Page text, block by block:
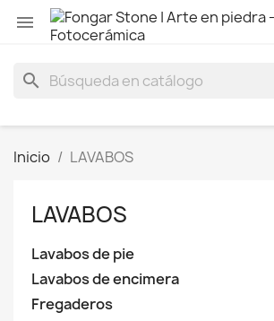

search
Inicio LAVABOS
LAVABOS
Lavabos de pie
Lavabos de encimera
Fregaderos